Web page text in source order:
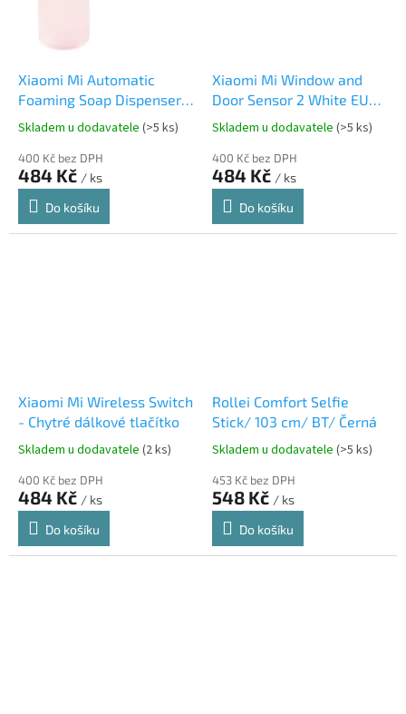
Xiaomi Mi Automatic
Foaming Soap Dispenser
White EU BHR4558GL
Skladem u dodavatele (>5 ks)
400 Kč bez DPH
484 Kč / ks
Do košíku
Xiaomi Mi Window and
Door Sensor 2 White EU
BHR5154GL
Skladem u dodavatele (>5 ks)
400 Kč bez DPH
484 Kč / ks
Do košíku
Xiaomi Mi Wireless Switch
- Chytré dálkové tlačítko
Skladem u dodavatele (2 ks)
400 Kč bez DPH
484 Kč / ks
Do košíku
Rollei Comfort Selfie
Stick/ 103 cm/ BT/ Černá
Skladem u dodavatele (>5 ks)
453 Kč bez DPH
548 Kč / ks
Do košíku